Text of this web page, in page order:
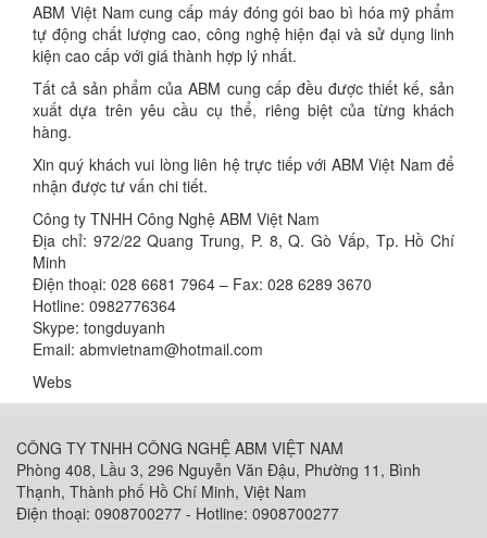
ABM Việt Nam cung cấp máy đóng gói bao bì hóa mỹ phẩm
tự động chất lượng cao, công nghệ hiện đại và sử dụng linh
kiện cao cấp với giá thành hợp lý nhất.
Tất cả sản phẩm của ABM cung cấp đều được thiết kế, sản
xuất dựa trên yêu cầu cụ thể, riêng biệt của từng khách
hàng.
Xin quý khách vui lòng liên hệ trực tiếp với ABM Việt Nam để
nhận được tư vấn chi tiết.
Công ty TNHH Công Nghệ ABM Việt Nam
Địa chỉ: 972/22 Quang Trung, P. 8, Q. Gò Vấp, Tp. Hồ Chí
Minh
Điện thoại: 028 6681 7964 – Fax: 028 6289 3670
Hotline: 0982776364
Skype: tongduyanh
Email: abmvietnam@hotmail.com
Webs
CÔNG TY TNHH CÔNG NGHỆ ABM VIỆT NAM
Phòng 408, Lầu 3, 296 Nguyễn Văn Đậu, Phường 11, Bình
Thạnh, Thành phố Hồ Chí Minh, Việt Nam
Điện thoại: 0908700277 - Hotline: 0908700277